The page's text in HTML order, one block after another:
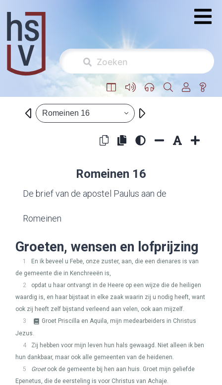
Romeinen 16
Romeinen 16
De brief van de apostel Paulus aan de
Romeinen
Groeten, wensen en lofprijzing
1
En ik beveel u Febe, onze zuster, aan, die een dienares is van
de gemeente die in Kenchreeën is,
2
opdat u haar ontvangt in de Heere op een wijze die de heiligen
waardig is, en haar bijstaat in elke zaak waarin zij u nodig heeft, want
ook zij heeft zelf bijstand verleend aan velen, ook aan mijzelf.
3
Groet Priscilla en Aquila, mijn medearbeiders in Christus
Jezus.
4
Zij hebben voor mijn leven hun hals gewaagd. Niet alleen ik ben
hun dankbaar, maar ook alle gemeenten van de heidenen.
5
Groetook de gemeente bij hen aan huis. Groet mijn geliefde
Epenetus, die de eersteling is voor Christus van Achaje.